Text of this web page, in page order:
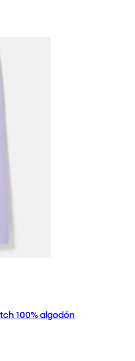
100% algodón